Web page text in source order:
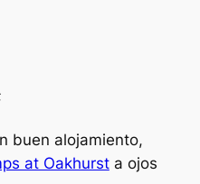
buen alojamiento,
at Oakhursta ojos